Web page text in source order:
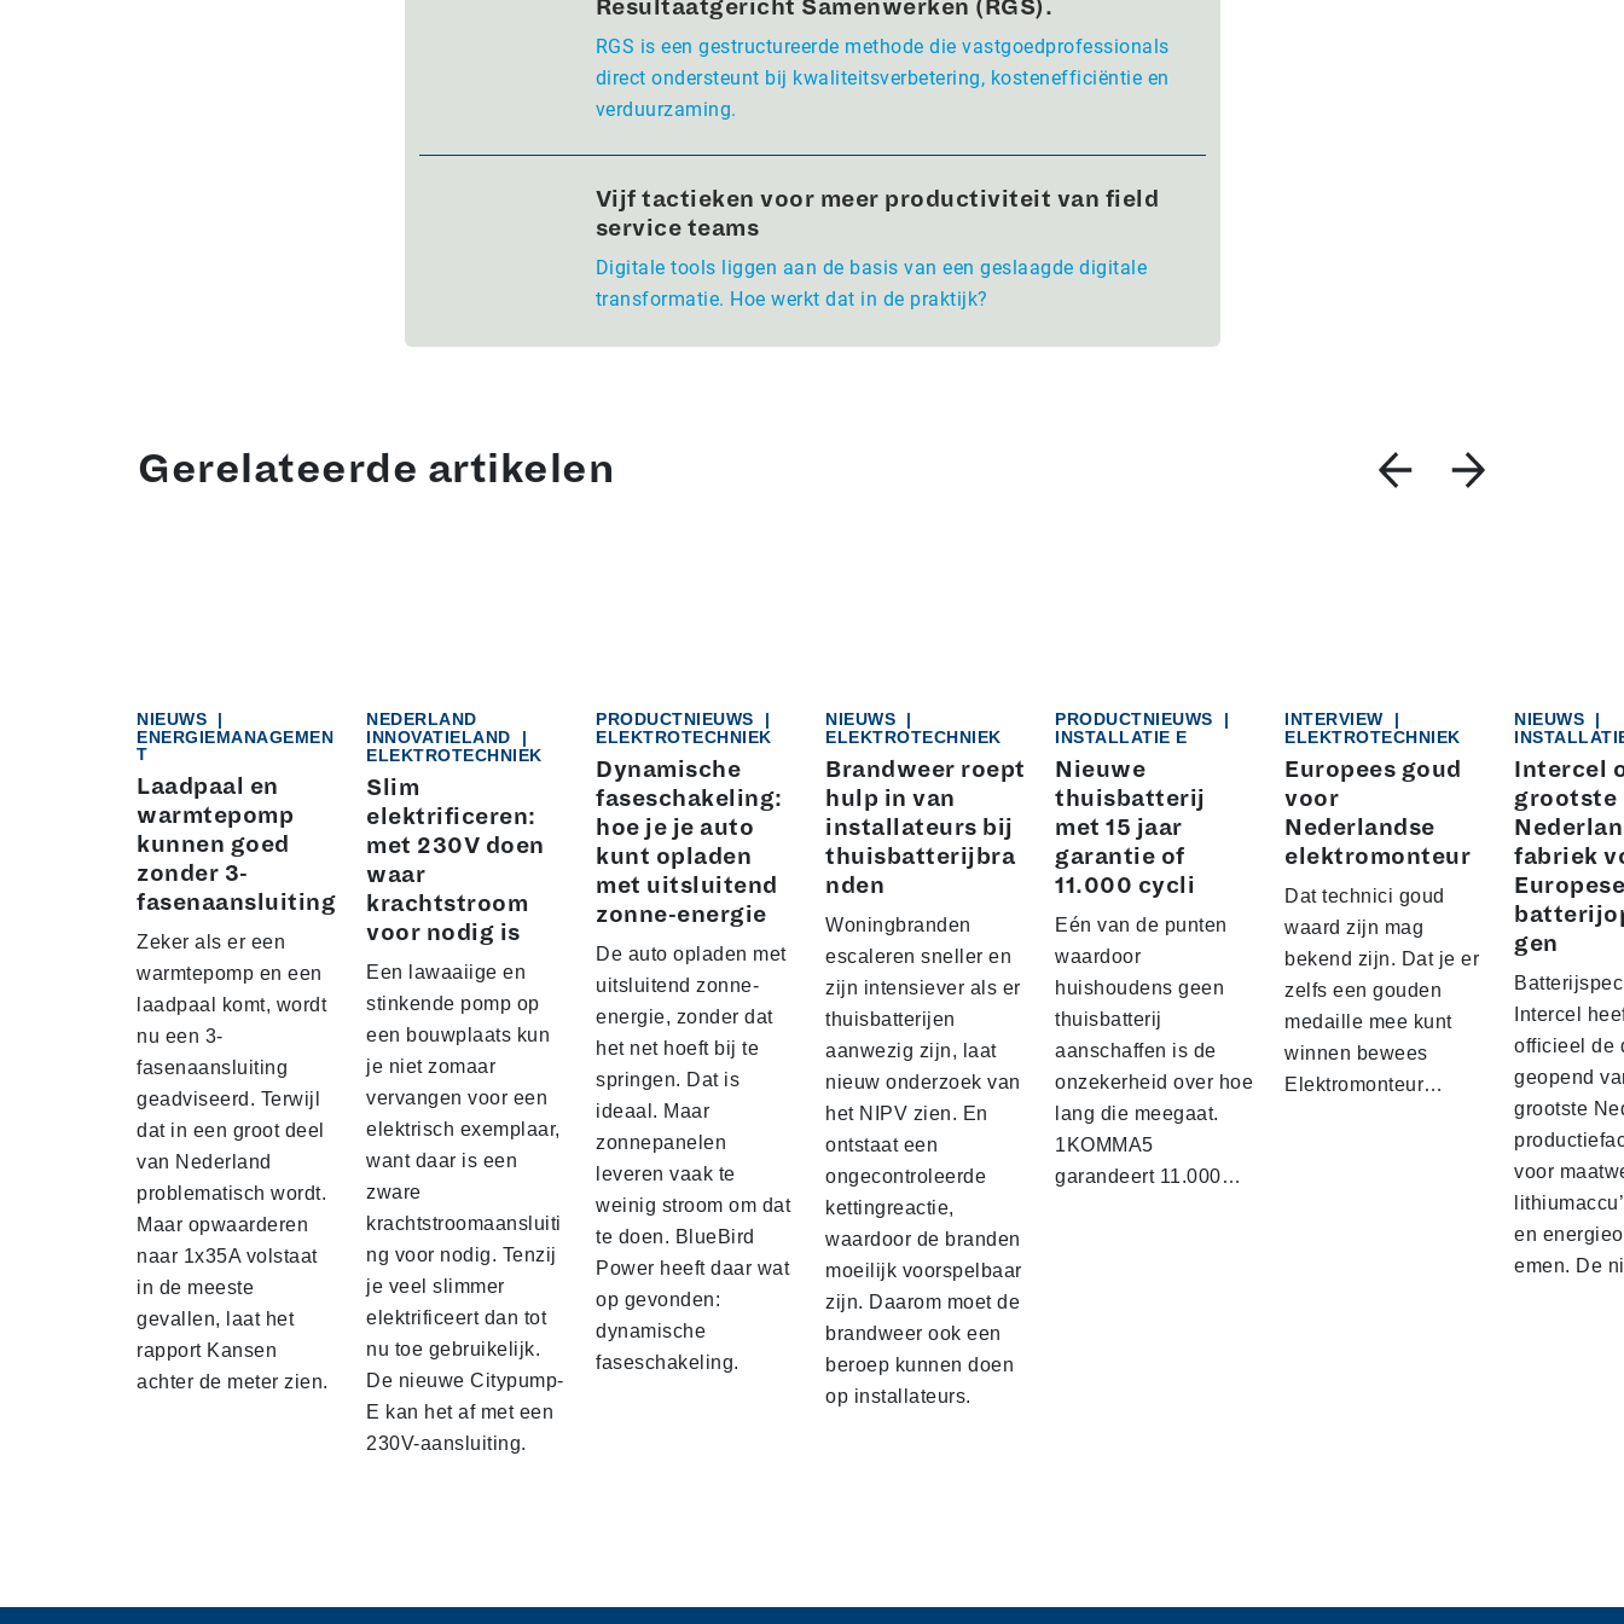
Resultaatgericht Samenwerken (RGS).
RGS is een gestructureerde methode die vastgoedprofessionals
direct ondersteunt bij kwaliteitsverbetering, kostenefficiëntie en
verduurzaming.
Vijf tactieken voor meer productiviteit van field
service teams
Digitale tools liggen aan de basis van een geslaagde digitale
transformatie. Hoe werkt dat in de praktijk?
Gerelateerde artikelen
NIEUWS
|
ENERGIEMANAGEMEN
T
Laadpaal en
warmtepomp
kunnen goed
zonder 3-
fasenaansluiting
Zeker als er een
warmtepomp en een
laadpaal komt, wordt
nu een 3-
fasenaansluiting
geadviseerd. Terwijl
dat in een groot deel
van Nederland
problematisch wordt.
Maar opwaarderen
naar 1x35A volstaat
in de meeste
gevallen, laat het
rapport Kansen
achter de meter zien.
NEDERLAND
INNOVATIELAND
|
ELEKTROTECHNIEK
Slim
elektrificeren:
met 230V doen
waar
krachtstroom
voor nodig is
Een lawaaiige en
stinkende pomp op
een bouwplaats kun
je niet zomaar
vervangen voor een
elektrisch exemplaar,
want daar is een
zware
krachtstroomaansluiti
ng voor nodig. Tenzij
je veel slimmer
elektrificeert dan tot
nu toe gebruikelijk.
De nieuwe Citypump-
E kan het af met een
230V-aansluiting.
PRODUCTNIEUWS
|
ELEKTROTECHNIEK
Dynamische
faseschakeling:
hoe je je auto
kunt opladen
met uitsluitend
zonne-energie
De auto opladen met
uitsluitend zonne-
energie, zonder dat
het net hoeft bij te
springen. Dat is
ideaal. Maar
zonnepanelen
leveren vaak te
weinig stroom om dat
te doen. BlueBird
Power heeft daar wat
op gevonden:
dynamische
faseschakeling.
NIEUWS
|
ELEKTROTECHNIEK
Brandweer roept
hulp in van
installateurs bij
thuisbatterijbra
nden
Woningbranden
escaleren sneller en
zijn intensiever als er
thuisbatterijen
aanwezig zijn, laat
nieuw onderzoek van
het NIPV zien. En
ontstaat een
ongecontroleerde
kettingreactie,
waardoor de branden
moeilijk voorspelbaar
zijn. Daarom moet de
brandweer ook een
beroep kunnen doen
op installateurs.
PRODUCTNIEUWS
|
INSTALLATIE E
Nieuwe
thuisbatterij
met 15 jaar
garantie of
11.000 cycli
Eén van de punten
waardoor
huishoudens geen
thuisbatterij
aanschaffen is de
onzekerheid over hoe
lang die meegaat.
1KOMMA5
garandeert 11.000…
INTERVIEW
|
ELEKTROTECHNIEK
Europees goud
voor
Nederlandse
elektromonteur
Dat technici goud
waard zijn mag
bekend zijn. Dat je er
zelfs een gouden
medaille mee kunt
winnen bewees
Elektromonteur…
NIEUWS
|
Intercel
grootste
fabriek
Europese
gen
Intercel
officieel de
geopend
grootste
voor
en
emen. De